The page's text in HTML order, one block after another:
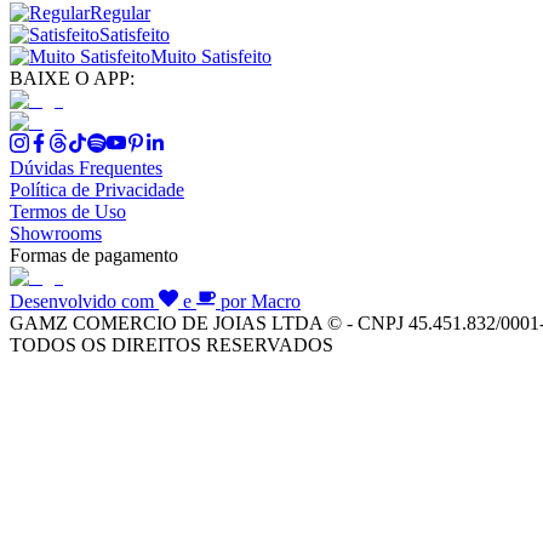
Regular
Satisfeito
Muito Satisfeito
BAIXE O APP:
Dúvidas Frequentes
Política de Privacidade
Termos de Uso
Showrooms
Formas de pagamento
Desenvolvido com e
por Macro
GAMZ COMERCIO DE JOIAS LTDA © - CNPJ 45.451.832/
TODOS OS DIREITOS RESERVADOS